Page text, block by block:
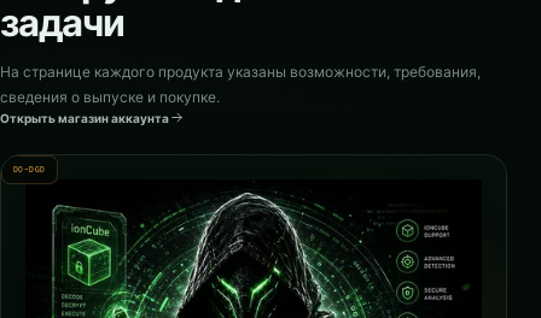
задачи
На странице каждого продукта указаны возможности, требования,
сведения о выпуске и покупке.
Открыть магазин аккаунта
DO-DGD